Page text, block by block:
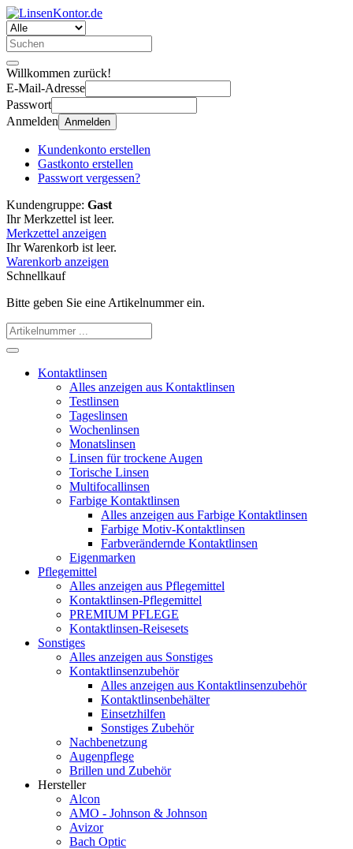
Willkommen zurück!
E-Mail-Adresse
Passwort
Anmelden Anmelden
Kundenkonto erstellen
Gastkonto erstellen
Passwort vergessen?
Kundengruppe: Gast
Ihr Merkzettel ist leer.
Merkzettel anzeigen
Ihr Warenkorb ist leer.
Warenkorb anzeigen
Schnellkauf
Bitte geben Sie eine Artikelnummer ein.
Kontaktlinsen
Alles anzeigen aus Kontaktlinsen
Testlinsen
Tageslinsen
Wochenlinsen
Monatslinsen
Linsen für trockene Augen
Torische Linsen
Multifocallinsen
Farbige Kontaktlinsen
Alles anzeigen aus Farbige Kontaktlinsen
Farbige Motiv-Kontaktlinsen
Farbverändernde Kontaktlinsen
Eigenmarken
Pflegemittel
Alles anzeigen aus Pflegemittel
Kontaktlinsen-Pflegemittel
PREMIUM PFLEGE
Kontaktlinsen-Reisesets
Sonstiges
Alles anzeigen aus Sonstiges
Kontaktlinsenzubehör
Alles anzeigen aus Kontaktlinsenzubehör
Kontaktlinsenbehälter
Einsetzhilfen
Sonstiges Zubehör
Nachbenetzung
Augenpflege
Brillen und Zubehör
Hersteller
Alcon
AMO - Johnson & Johnson
Avizor
Bach Optic